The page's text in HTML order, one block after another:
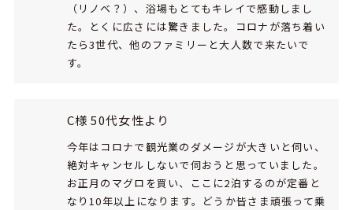
（リノベ？）、浴場もとてもキレイで感動しまし
た。とくに広さには驚きました。コロナが落ち着い
たら3世代、他のファミリーと大人数で来たいで
す。
C様 50代女性より
今年はコロナで観光業のダメージが大きいと伺い、
絶対キャンセルしないで伺おうと思っていました。
お正月のマグロを買い、ここに2泊するのが定番と
なり10年以上になります。どうか皆さま頑張って乗